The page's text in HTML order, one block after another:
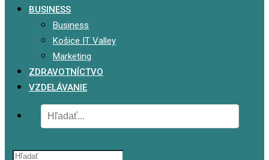
BUSINESS
Business
Košice IT Valley
Marketing
ZDRAVOTNÍCTVO
VZDELÁVANIE